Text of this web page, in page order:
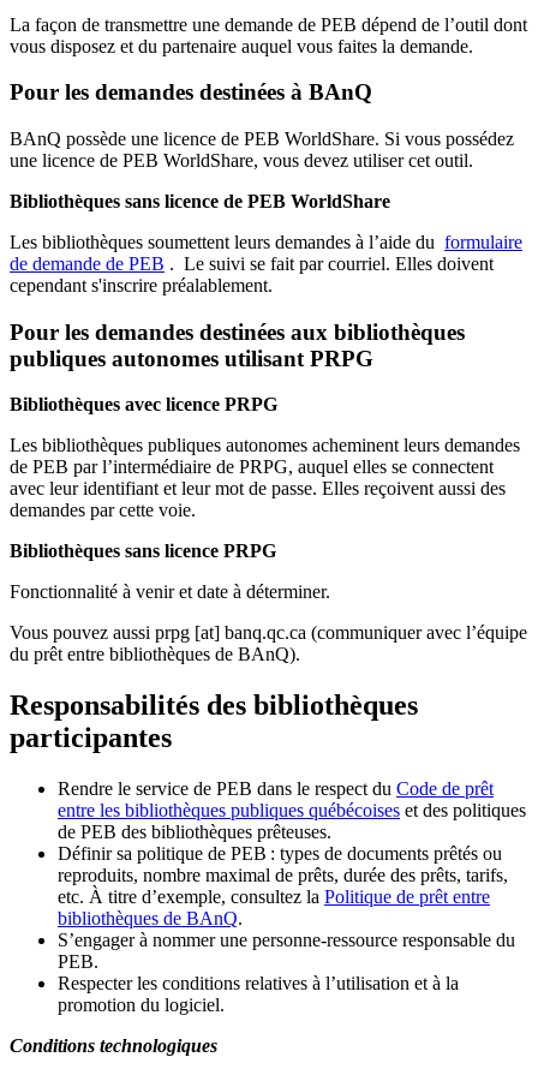
La façon de transmettre une demande de PEB dépend de l’outil dont
vous disposez et du partenaire auquel vous faites la demande.
Pour les demandes destinées à BAnQ
BAnQ possède une licence de PEB WorldShare. Si vous possédez
une licence de PEB WorldShare, vous devez utiliser cet outil.
Bibliothèques sans licence de PEB WorldShare
Les bibliothèques soumettent leurs demandes à l’aide du formulaire
de demande de PEB . Le suivi se fait par courriel. Elles doivent
cependant s'inscrire préalablement.
Pour les demandes destinées aux bibliothèques
publiques autonomes utilisant PRPG
Bibliothèques avec licence PRPG
Les bibliothèques publiques autonomes acheminent leurs demandes
de PEB par l’intermédiaire de PRPG, auquel elles se connectent
avec leur identifiant et leur mot de passe. Elles reçoivent aussi des
demandes par cette voie.
Bibliothèques sans licence PRPG
Fonctionnalité à venir et date à déterminer.
Vous pouvez aussi prpg [at] banq.qc.ca (communiquer avec l’équipe
du prêt entre bibliothèques de BAnQ).
Responsabilités des bibliothèques
participantes
Rendre le service de PEB dans le respect du Code de prêt
entre les bibliothèques publiques québécoises et des politiques
de PEB des bibliothèques prêteuses.
Définir sa politique de PEB : types de documents prêtés ou
reproduits, nombre maximal de prêts, durée des prêts, tarifs,
etc. À titre d’exemple, consultez la Politique de prêt entre
bibliothèques de BAnQ.
S’engager à nommer une personne-ressource responsable du
PEB.
Respecter les conditions relatives à l’utilisation et à la
promotion du logiciel.
Conditions technologiques